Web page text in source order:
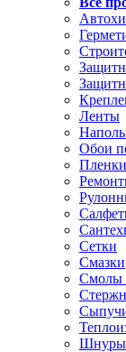
Ленты
Обои
Пленки
Сетки
Смазки
Смолы
Шнуры